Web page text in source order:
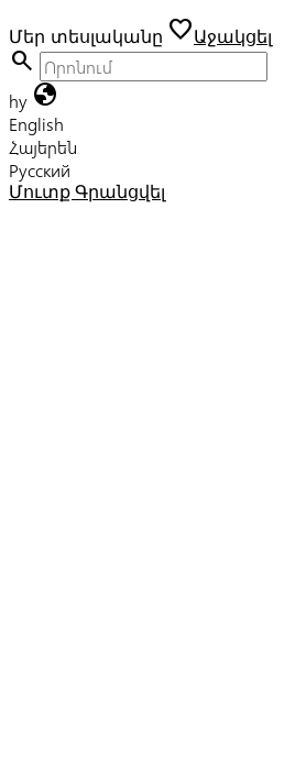
Մեր տեսլականը favoriteԱջակցել
search
hy globe
English
Հայերեն
Русский
Մուտք Գրանցվել